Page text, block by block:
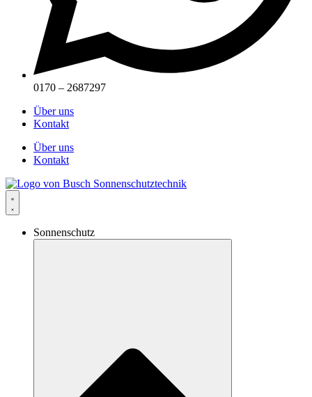
0170 – 2687297
Über uns
Kontakt
Über uns
Kontakt
Sonnenschutz